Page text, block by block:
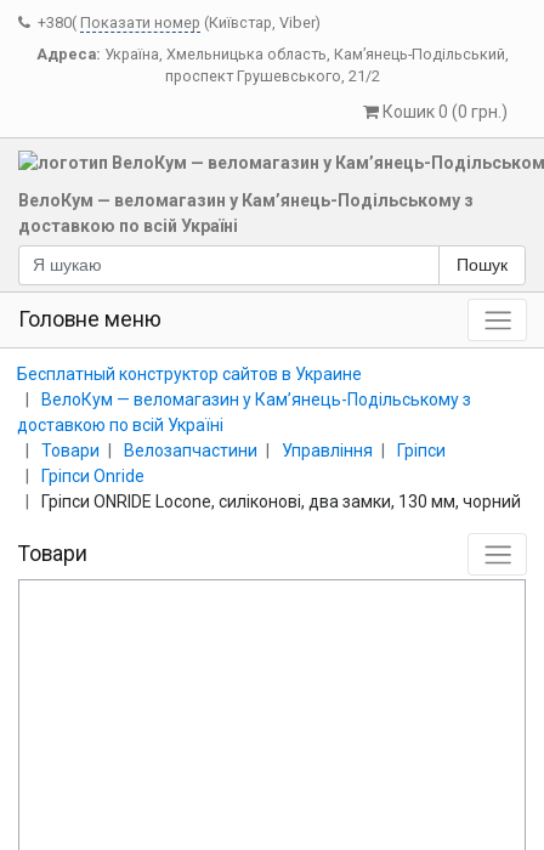
+380( Показати номер (Київстар, Viber)
Адреса: Україна, Хмельницька область, Кам’янець-Подільський,
проспект Грушевського, 21/2
Кошик 0 (0 грн.)
ВелоКум — веломагазин у Кам’янець-Подільському з
доставкою по всій Україні
Пошук
Головне меню
Бесплатный конструктор сайтов в Украине
ВелоКум — веломагазин у Кам’янець-Подільському з
доставкою по всій Україні
Товари
Велозапчастини Управління
Гріпси
Гріпси Onride
Гріпси ONRIDE Locone, силіконові, два замки, 130 мм, чорний
Товари